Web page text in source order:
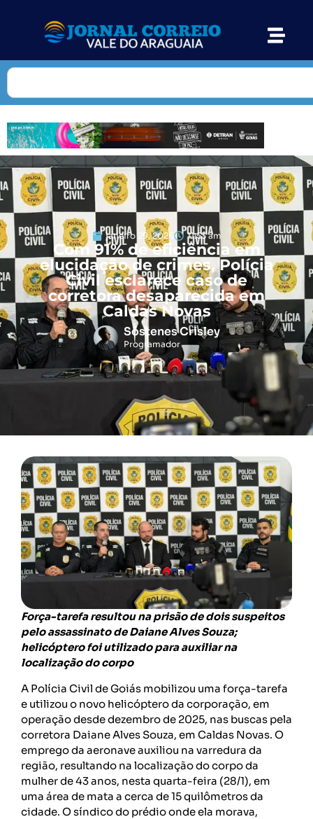
janeiro 29, 2026 11:53 am
Com 91% de eficiência em
elucidação de crimes, Polícia
Civil esclarece caso de
corretora desaparecida em
Caldas Novas
Sóstenes Crisley
Programador
Força-tarefa resultou na prisão de dois suspeitos
pelo assassinato de Daiane Alves Souza;
helicóptero foi utilizado para auxiliar na
localização do corpo
A Polícia Civil de Goiás mobilizou uma força-tarefa
e utilizou o novo helicóptero da corporação, em
operação desde dezembro de 2025, nas buscas pela
corretora Daiane Alves Souza, em Caldas Novas. O
emprego da aeronave auxiliou na varredura da
região, resultando na localização do corpo da
mulher de 43 anos, nesta quarta-feira (28/1), em
uma área de mata a cerca de 15 quilômetros da
cidade. O síndico do prédio onde ela morava,